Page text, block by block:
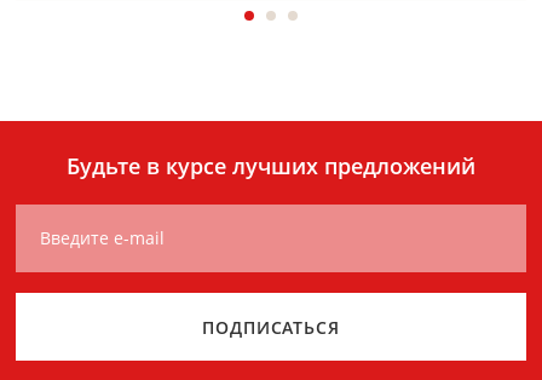
Будьте в курсе лучших предложений
Введите e-mail
ПОДПИСАТЬСЯ